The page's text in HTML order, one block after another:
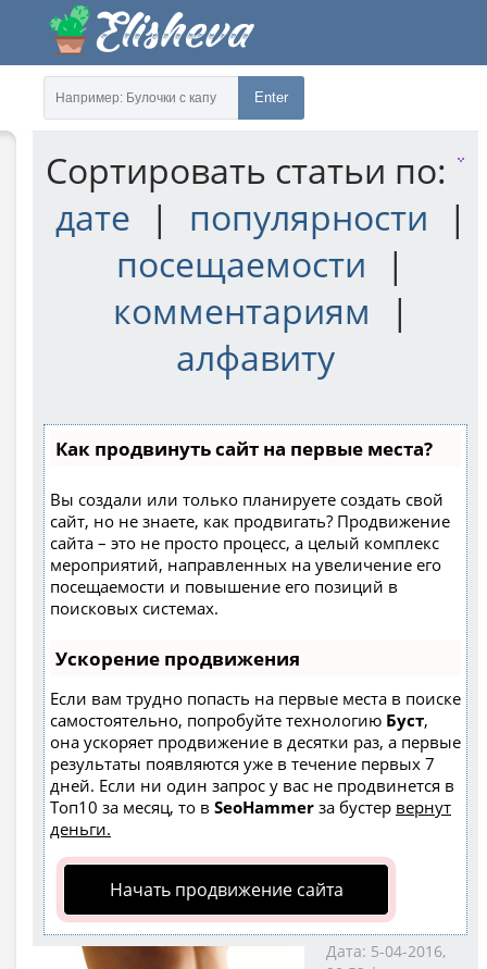
Enter
Сортировать статьи по:
дате
| популярности
|
посещаемости
|
комментариям
|
алфавиту
Как продвинуть сайт на первые места?
Вы создали или только планируете создать свой
сайт, но не знаете, как продвигать? Продвижение
сайта – это не просто процесс, а целый комплекс
мероприятий, направленных на увеличение его
посещаемости и повышение его позиций в
поисковых системах.
Ускорение продвижения
Если вам трудно попасть на первые места в поиске
самостоятельно, попробуйте технологию Буст,
она ускоряет продвижение в десятки раз, а первые
результаты появляются уже в течение первых 7
дней. Если ни один запрос у вас не продвинется в
Топ10 за месяц, то в SeoHammer за бустер вернут
деньги.
Начать продвижение сайта
Дата: 5-04-2016,